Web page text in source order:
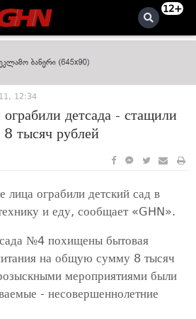
12+
12:34
детсада - стащили
тысяч рублей
лица ограбили детский сад в
и еду, сообщает «GHN».
№4 похищены бытовая
на общую сумму 8 тысяч
мероприятиями были
- несовершеннолетние